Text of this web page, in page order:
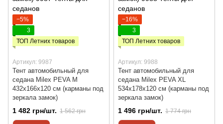
−5%
3
ТОП Летних товаров
Артикул: 9987
Тент автомобильный для
седана Milex PEVA M
432x166x120 см (карманы под
зеркала замок)
1 482 грн/шт. 1 562 грн
−16%
3
ТОП Летних товаров
Артикул: 9988
Тент автомобильный для
седана Milex PEVA XL
534x178x120 см (карманы под
зеркала замок)
1 496 грн/шт. 1 774 грн